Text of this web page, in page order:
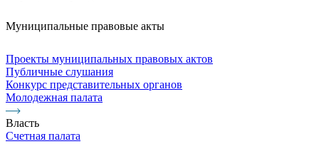
Муниципальные правовые акты
Проекты муниципальных правовых актов
Публичные слушания
Конкурс представительных органов
Молодежная палата
Власть
Счетная палата